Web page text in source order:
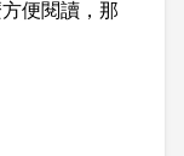
便閱讀，那